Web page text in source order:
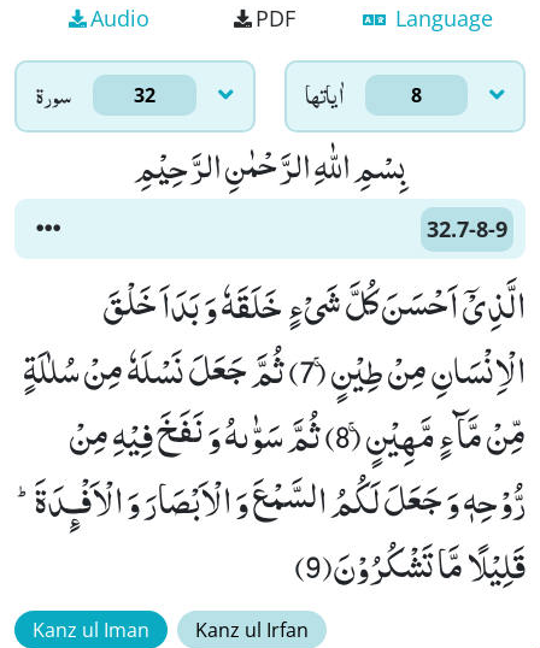
Audio PDF Language
سورۃ 32 اٰياتها 8
بِسْمِ اللّٰهِ الرَّحْمٰنِ الرَّحِیْمِ
32.7-8-9
الَّذِیْۤ اَحْسَنَ كُلَّ شَیْءٍ خَلَقَهٗ وَ بَدَاَ خَلْقَ
الْاِنْسَانِ مِنْ طِیْنٍۚ (7) ثُمَّ جَعَلَ نَسْلَهٗ مِنْ سُلٰلَةٍ
مِّنْ مَّآءٍ مَّهِیْنٍۚ (8) ثُمَّ سَوّٰىهُ وَ نَفَخَ فِیْهِ مِنْ
رُّوْحِهٖ وَ جَعَلَ لَكُمُ السَّمْعَ وَ الْاَبْصَارَ وَ الْاَفْـٕدَةَؕ-
قَلِیْلًا مَّا تَشْكُرُوْنَ(9)
Kanz ul Iman Kanz ul Irfan